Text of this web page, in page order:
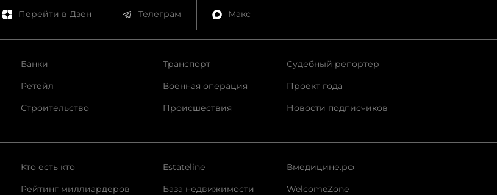
Перейти в Дзен Телеграм Макс
Банки
Ретейл
Строительство
Транспорт
Военная операция
Происшествия
Судебный репортер
Проект года
Новости подписчиков
Кто есть кто
Рейтинг миллиардеров
Estateline
База недвижимости
Вмедицине.рф
WelcomeZone